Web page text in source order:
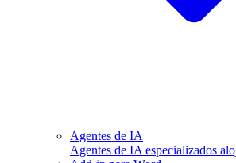
Agentes de IA
Agentes de IA especializados